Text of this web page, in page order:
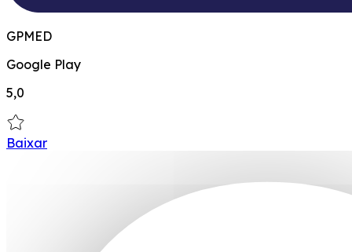
GPMED
Google Play
5,0
Baixar